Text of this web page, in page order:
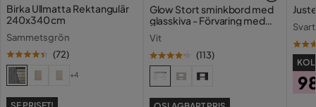
Metall:
Birka Ullmatta Rektangulär
240x340 cm
Sammetsgrön
(72)
+4
Glow Stort sminkbord med
glasskiva - Förvaring med
Vit
(113)
Svart